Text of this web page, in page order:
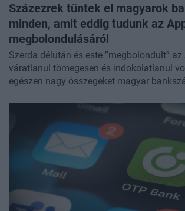
Százezrek tűntek el magyarok
minden, amit eddig tudunk az
megbolondulásáról
Szerda délután és este ”megbolondult” az
váratlanul tömegesen és indokolatlanul
egészen nagy összegeket magyar
hanem a külső szolgáltatónál történt:
kártyatípustól függetlenül terhelték
jelek szerint csak Magyarországon. A
kapcsolatot az Apple-lel, a tévesen levont
ígéret szerint mindenki visszakapja.
történt, és hogy miképpen lehet elkerülni a
eseteket, vagy legalábbis korlátozni a
mértékét. Úgy tudjuk, a bankok egyelőre